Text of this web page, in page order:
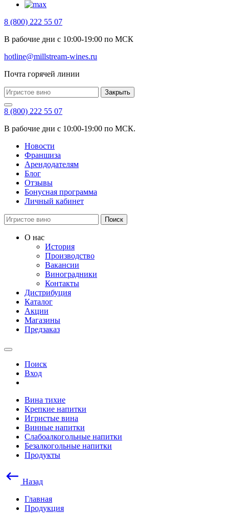
8 (800) 222 55 07
В рабочие дни с 10:00-19:00 по МСК
hotline@millstream-wines.ru
Почта горячей линии
Закрыть
8 (800) 222 55 07
В рабочие дни с 10:00-19:00 по МСК.
Новости
Франшиза
Арендодателям
Блог
Отзывы
Бонусная программа
Личный кабинет
Поиск
О нас
История
Производство
Вакансии
Виноградники
Контакты
Дистрибуция
Каталог
Акции
Магазины
Предзаказ
Поиск
Вход
Вина тихие
Крепкие напитки
Игристые вина
Винные напитки
Слабоалкогольные напитки
Безалкогольные напитки
Продукты
Назад
Главная
Продукция